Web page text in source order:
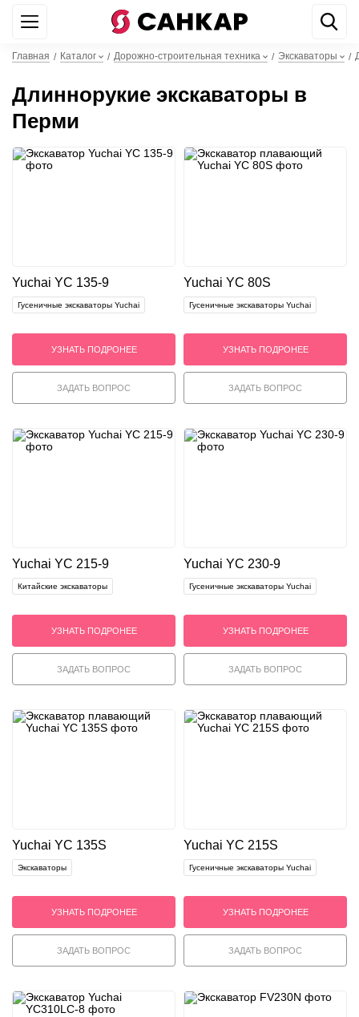
Главная / Каталог / Дорожно-строительная техника / Экскаваторы /
Длиннорукие экскаваторы в
Перми
Yuchai YC 135-9
Гусеничные экскаваторы Yuchai
УЗНАТЬ ПОДРОНЕЕ
ЗАДАТЬ ВОПРОС
Yuchai YC 80S
Гусеничные экскаваторы Yuchai
УЗНАТЬ ПОДРОНЕЕ
ЗАДАТЬ ВОПРОС
Yuchai YC 215-9
Китайские экскаваторы
УЗНАТЬ ПОДРОНЕЕ
ЗАДАТЬ ВОПРОС
Yuchai YC 230-9
Гусеничные экскаваторы Yuchai
УЗНАТЬ ПОДРОНЕЕ
ЗАДАТЬ ВОПРОС
Yuchai YC 135S
Экскаваторы
УЗНАТЬ ПОДРОНЕЕ
ЗАДАТЬ ВОПРОС
Yuchai YC 215S
Гусеничные экскаваторы Yuchai
УЗНАТЬ ПОДРОНЕЕ
ЗАДАТЬ ВОПРОС
WhatsApp +7 499 842 22 44